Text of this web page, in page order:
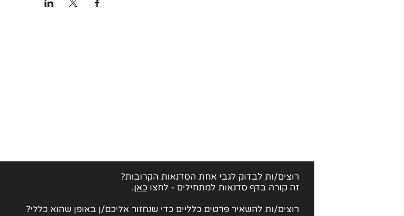
רוצים/ות לבדוק לגבי אחת הסדנאות הקרובות?
זה קורה בדף סדנאות למתחילים - לחצו כאן.
רוצים/ות להשאיר פרטים כלליים כדי שנחזור אליכם/ן באופן שהוא כללי?